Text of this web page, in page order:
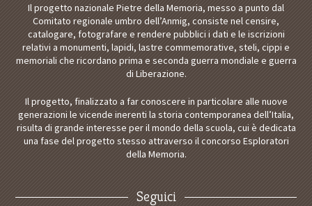
Il progetto nazionale Pietre della Memoria, messo a punto dal
Comitato regionale umbro dell’Anmig, consiste nel censire,
catalogare, fotografare e rendere pubblici i dati e le iscrizioni
relativi a monumenti, lapidi, lastre commemorative, steli, cippi e
memoriali che ricordano prima e seconda guerra mondiale e guerra
di Liberazione.
Il progetto, finalizzato a far conoscere in particolare alle nuove
generazioni le vicende inerenti la storia contemporanea dell’Italia,
risulta di grande interesse per il mondo della scuola, cui è dedicata
una fase del progetto stesso attraverso il concorso Esploratori
della Memoria.
Seguici